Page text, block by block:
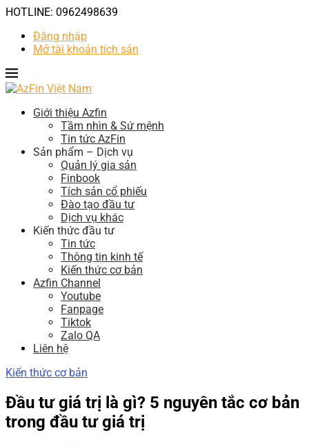
HOTLINE: 0962498639
Đăng nhập
Mở tài khoản tích sản
Giới thiệu Azfin
Tầm nhìn & Sứ mệnh
Tin tức AzFin
Sản phẩm – Dịch vụ
Quản lý gia sản
Finbook
Tích sản cổ phiếu
Đào tạo đầu tư
Dịch vụ khác
Kiến thức đầu tư
Tin tức
Thông tin kinh tế
Kiến thức cơ bản
Azfin Channel
Youtube
Fanpage
Tiktok
Zalo QA
Liên hệ
Kiến thức cơ bản
Đầu tư giá trị là gì? 5 nguyên tắc cơ bản
trong đầu tư giá trị